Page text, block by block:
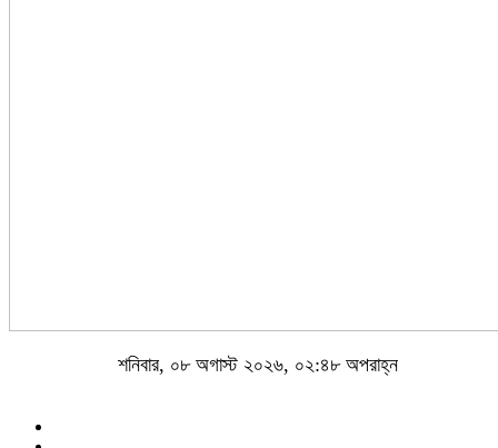
শনিবার, ০৮ অগাস্ট ২০২৬, ০২:৪৮ অপরাহ্ন